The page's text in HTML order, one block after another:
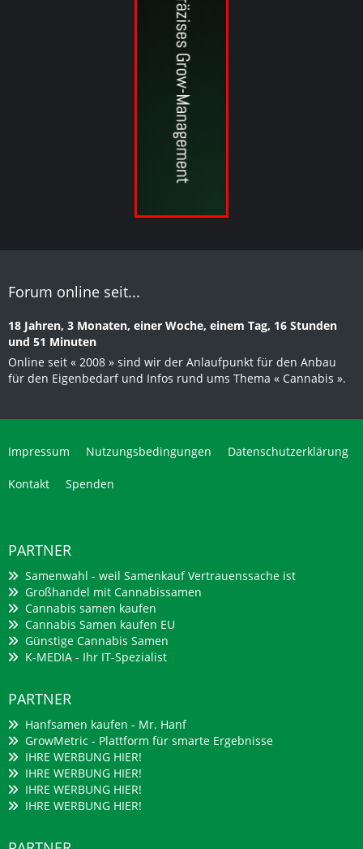
Forum online seit...
18 Jahren, 3 Monaten, einer Woche, einem Tag, 16 Stunden
und 51 Minuten
Online seit « 2008 » sind wir der Anlaufpunkt für den Anbau
für den Eigenbedarf und Infos rund ums Thema « Cannabis ».
Impressum Nutzungsbedingungen Datenschutzerklärung
Kontakt Spenden
PARTNER
Samenwahl - weil Samenkauf Vertrauenssache ist
Großhandel mit Cannabissamen
Cannabis samen kaufen
Cannabis Samen kaufen EU
Günstige Cannabis Samen
K-MEDIA - Ihr IT-Spezialist
PARTNER
Hanfsamen kaufen - Mr. Hanf
GrowMetric - Plattform für smarte Ergebnisse
IHRE WERBUNG HIER!
IHRE WERBUNG HIER!
IHRE WERBUNG HIER!
IHRE WERBUNG HIER!